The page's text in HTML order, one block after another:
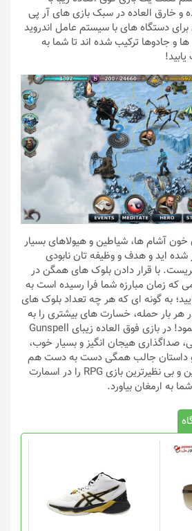
و خارق العاده در سبک بازی های آر پی
دستگاه های با سیستم عامل اندروید
و جادوها ترکیب شده اند تا شما به
خون آشام ها، شیاطین و هیولاهای بسیار
شده اید و هدف و وظیفه تان نابودی
با قرار دادن بلوک های همگن در
که زمان مبارزه شما فرا رسیده است به
به گونه ای که هر چه تعداد بلوک های
هر بار حمله، خسارت های بیشتری را به
دشمنانتان وارد خواهید نمود! در بازی فوق العاده زیبای Gunspell
صداگذاری هیجان انگیز و بسیار خوب،
و داستان جالب همگی دست به دست هم
داده اند تا تجربه ی بهترین و بی نظیرترین بازی RPG را در اسمارت
به ارمغان بیاورد.
دارای
انواع
مختلفی